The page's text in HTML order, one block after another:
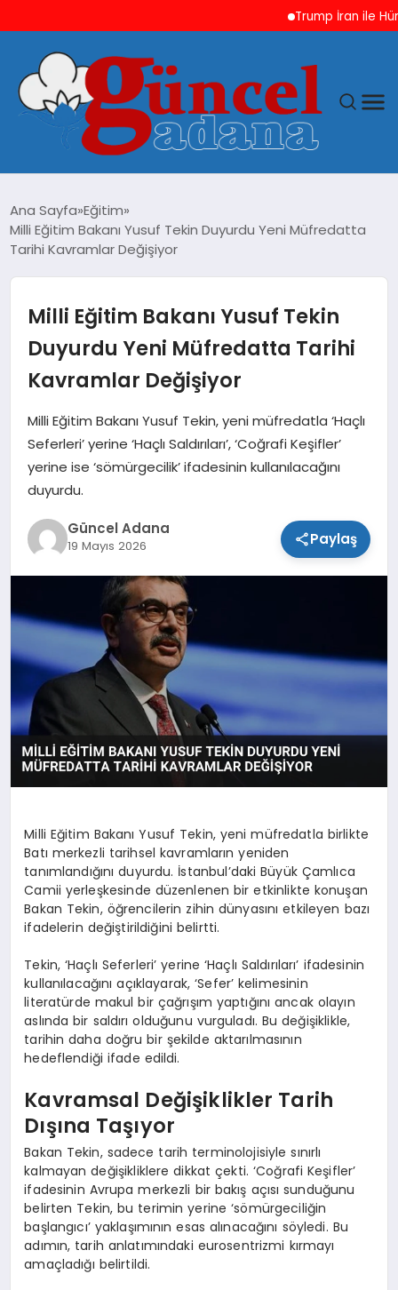
Trump İran ile
GÜNCEL
SAĞLIK
SPOR
TEKNOLOJI
Ana Sayfa Eğitim
Milli Eğitim Bakanı Yusuf Tekin Duyurdu Yeni Müfredatta
Tarihi Kavramlar Değişiyor
Milli Eğitim Bakanı Yusuf Tekin
Duyurdu Yeni Müfredatta Tarihi
Kavramlar Değişiyor
Milli Eğitim Bakanı Yusuf Tekin, yeni müfredatla ‘Haçlı
Seferleri’ yerine ‘Haçlı Saldırıları’, ‘Coğrafi Keşifler’
yerine ise ‘sömürgecilik’ ifadesinin kullanılacağını
duyurdu.
Güncel Adana
19 Mayıs 2026 Paylaş
Milli Eğitim Bakanı Yusuf Tekin, yeni müfredatla birlikte
Batı merkezli tarihsel kavramların yeniden
tanımlandığını duyurdu. İstanbul’daki Büyük Çamlıca
Camii yerleşkesinde düzenlenen bir etkinlikte konuşan
Bakan Tekin, öğrencilerin zihin dünyasını etkileyen bazı
ifadelerin değiştirildiğini belirtti.
Tekin, ‘Haçlı Seferleri’ yerine ‘Haçlı Saldırıları’ ifadesinin
kullanılacağını açıklayarak, ‘Sefer’ kelimesinin
literatürde makul bir çağrışım yaptığını ancak olayın
aslında bir saldırı olduğunu vurguladı. Bu değişiklikle,
tarihin daha doğru bir şekilde aktarılmasının
hedeflendiği ifade edildi.
Kavramsal Değişiklikler Tarih
Dışına Taşıyor
Bakan Tekin, sadece tarih terminolojisiyle sınırlı
kalmayan değişikliklere dikkat çekti. ‘Coğrafi Keşifler’
ifadesinin Avrupa merkezli bir bakış açısı sunduğunu
belirten Tekin, bu terimin yerine ‘sömürgeciliğin
başlangıcı’ yaklaşımının esas alınacağını söyledi. Bu
adımın, tarih anlatımındaki eurosentrizmi kırmayı
amaçladığı belirtildi.